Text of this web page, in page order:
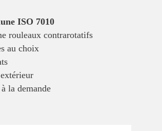
ISO 7010
rouleaux contrarotatifs
au choix
la demande